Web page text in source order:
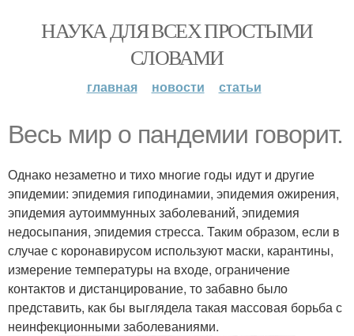
НАУКА ДЛЯ ВСЕХ ПРОСТЫМИ
СЛОВАМИ
главная новости статьи
Весь мир о пандемии говорит.
Однако незаметно и тихо многие годы идут и другие
эпидемии: эпидемия гиподинамии, эпидемия ожирения,
эпидемия аутоиммунных заболеваний, эпидемия
недосыпания, эпидемия стресса. Таким образом, если в
случае с коронавирусом используют маски, карантины,
измерение температуры на входе, ограничение
контактов и дистанцирование, то забавно было
представить, как бы выглядела такая массовая борьба с
неинфекционными заболеваниями.